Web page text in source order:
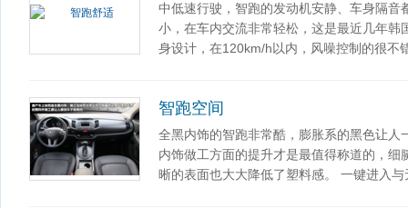
中低速行驶，智跑的发动机安静、车身隔
小，在车内交流非常轻松，这是最近几年
身设计，在120km/h以内，风噪控制的很不
智跑空间
全黑内饰的智跑非常酷，膨胀系的黑色让
内饰做工方面的提升才是最值得称道的，
晰的表面也大大降低了塑料感。 一键进入与